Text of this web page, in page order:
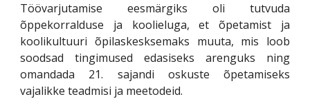
Töövarjutamise eesmärgiks oli tutvuda
õppekorralduse ja koolieluga, et õpetamist ja
koolikultuuri õpilaskesksemaks muuta, mis loob
soodsad tingimused edasiseks arenguks ning
omandada 21. sajandi oskuste õpetamiseks
vajalikke teadmisi ja meetodeid.